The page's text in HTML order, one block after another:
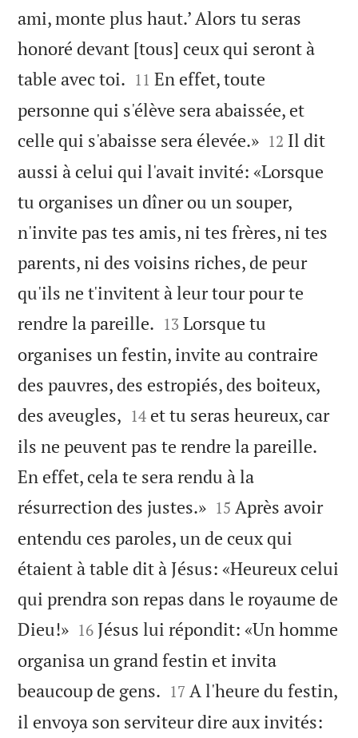
ami, monte plus haut.’ Alors tu seras
honoré devant [tous] ceux qui seront à
table avec toi. 

11 En effet, toute
personne qui s'élève sera abaissée, et
celle qui s'abaisse sera élevée.»
12 Il dit
aussi à celui qui l'avait invité: «Lorsque
tu organises un dîner ou un souper,
n'invite pas tes amis, ni tes frères, ni tes
parents, ni des voisins riches, de peur
qu'ils ne t'invitent à leur tour pour te
rendre la pareille. 

13 Lorsque tu
organises un festin, invite au contraire
des pauvres, des estropiés, des boiteux,
des aveugles, 

14 et tu seras heureux, car
ils ne peuvent pas te rendre la pareille.
En effet, cela te sera rendu à la
résurrection des justes.»
15 Après avoir
entendu ces paroles, un de ceux qui
étaient à table dit à Jésus: «Heureux celui
qui prendra son repas dans le royaume de
Dieu!»
16 Jésus lui répondit: «Un homme
organisa un grand festin et invita
beaucoup de gens. 

17 A l'heure du festin,
il envoya son serviteur dire aux invités: